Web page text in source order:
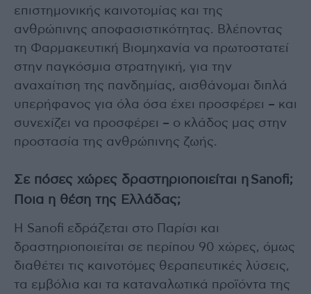
επιστημονικής καινοτομίας και της
ανθρώπινης αποφασιστικότητας. Βλέποντας
τη Φαρμακευτική Βιομηχανία να πρωτοστατεί
στην παγκόσμια στρατηγική, για την
αναχαίτιση της πανδημίας, αισθάνομαι διπλά
υπερήφανος για όλα όσα έχει προσφέρει – και
συνεχίζει να προσφέρει – ο κλάδος μας στην
προστασία της ανθρώπινης ζωής.
Σε πόσες χώρες δραστηριοποιείται η Sanofi;
Ποια η θέση της Ελλάδας;
Η Sanofi εδράζεται στο Παρίσι και
δραστηριοποιείται σε περίπου 90 χώρες, όμως
διαθέτει τις καινοτόμες θεραπευτικές λύσεις,
τα εμβόλια και τα καταναλωτικά προϊόντα της